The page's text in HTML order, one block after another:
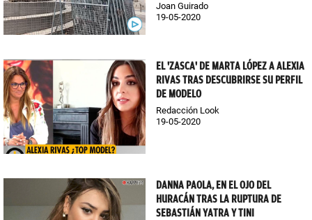
Joan Guirado
19-05-2020
EL 'ZASCA' DE MARTA LÓPEZ A ALEXIA
RIVAS TRAS DESCUBRIRSE SU PERFIL
DE MODELO
Redacción Look
19-05-2020
DANNA PAOLA, EN EL OJO DEL
HURACÁN TRAS LA RUPTURA DE
SEBASTIÁN YATRA Y TINI